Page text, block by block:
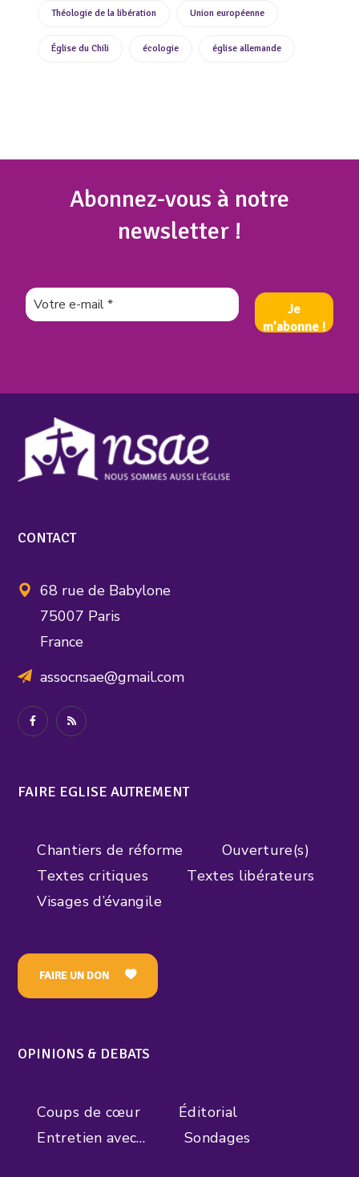
Théologie de la libération Union européenne
Église du Chili écologie église allemande
Abonnez-vous à notre
newsletter !
CONTACT
68 rue de Babylone
75007 Paris
France
assocnsae@gmail.com
FAIRE EGLISE AUTREMENT
Chantiers de réforme
Ouverture(s)
Textes critiques
Textes libérateurs
Visages d’évangile
FAIRE UN DON
OPINIONS & DEBATS
Coups de cœur
Éditorial
Entretien avec…
Sondages